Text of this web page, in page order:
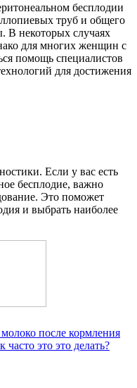
бесплодии
труб и общего
В некоторых случаях
для многих женщин с
помощь специалистов
для достижения
Если у вас есть
бесплодие, важно
Это поможет
и выбрать наиболее
после кормления
это это делать?